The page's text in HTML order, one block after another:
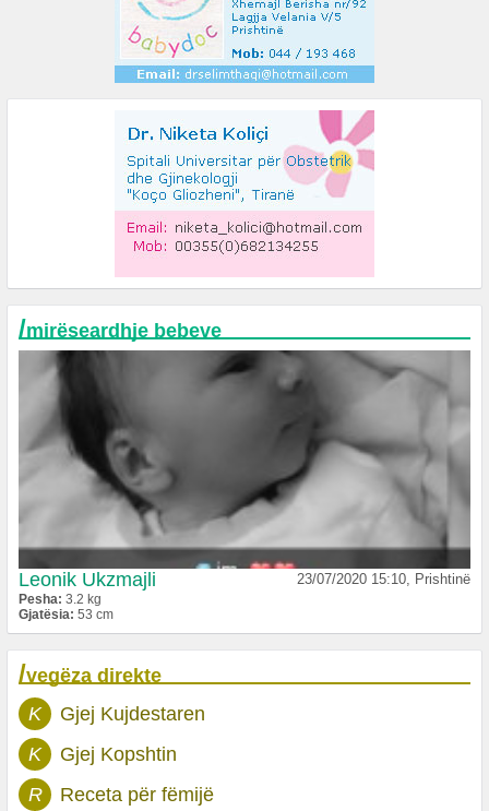
/mirëseardhje bebeve
Leonik Ukzmajli 23/07/2020 15:10, Prishtinë
Pesha: 3.2 kg
Gjatësia: 53 cm
/vegëza direkte
K
Gjej Kujdestaren
K
Gjej Kopshtin
R
Receta për fëmijë